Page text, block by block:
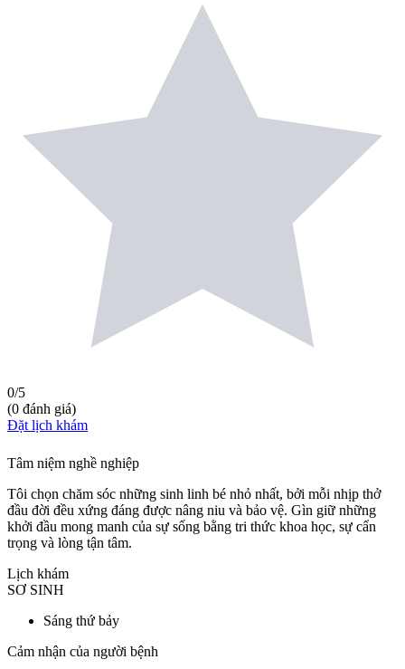
0/5
(0 đánh giá)
Đặt lịch khám
Tâm niệm nghề nghiệp
Tôi chọn chăm sóc những sinh linh bé nhỏ nhất, bởi mỗi nhịp thở
đầu đời đều xứng đáng được nâng niu và bảo vệ. Gìn giữ những
khởi đầu mong manh của sự sống bằng tri thức khoa học, sự cẩn
trọng và lòng tận tâm.
Lịch khám
SƠ SINH
Sáng thứ bảy
Cảm nhận của người bệnh